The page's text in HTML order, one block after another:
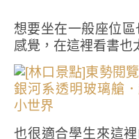
想要坐在一般座位
感覺，在這裡看書也
也很適合學生來這